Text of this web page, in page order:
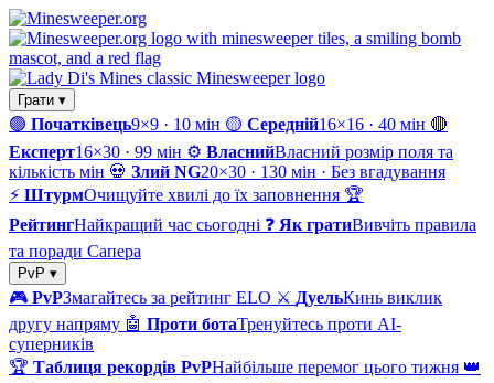
Грати ▾
🟢 Початківець9×9 · 10 мін 🟡 Середній16×16 · 40 мін 🔴
Експерт16×30 · 99 мін ⚙️ ВласнийВласний розмір поля та
кількість мін 💀 Злий NG20×30 · 130 мін · Без вгадування
⚡ ШтурмОчищуйте хвилі до їх заповнення 🏆
РейтингНайкращий час сьогодні ❓ Як гратиВивчіть правила
та поради Сапера
PvP ▾
🎮 PvPЗмагайтесь за рейтинг ELO ⚔️ ДуельКинь виклик
другу напряму 🤖 Проти ботаТренуйтесь проти AI-
суперників
🏆 Таблиця рекордів PvPНайбільше перемог цього тижня 👑